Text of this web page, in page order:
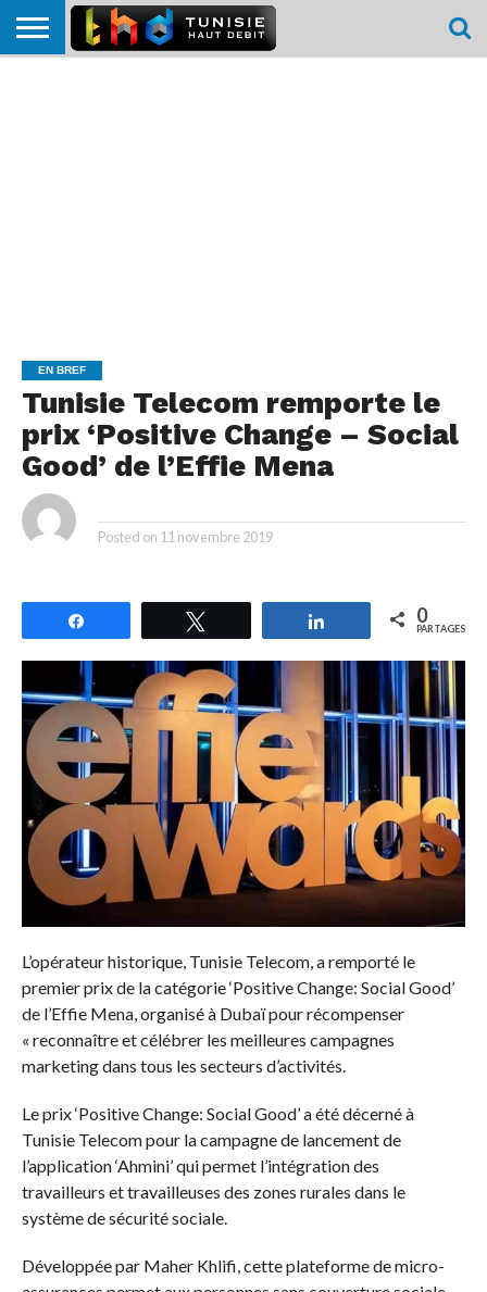
EN BREF
Tunisie Telecom remporte le
prix ‘Positive Change – Social
Good’ de l’Effie Mena
Posted on 11 novembre 2019
Partagez 0
PARTAGES
L’opérateur historique, Tunisie Telecom, a remporté le
premier prix de la catégorie ‘Positive Change: Social Good’
de l’Effie Mena, organisé à Dubaï pour récompenser
« reconnaître et célébrer les meilleures campagnes
marketing dans tous les secteurs d’activités.
Le prix ‘Positive Change: Social Good’ a été décerné à
Tunisie Telecom pour la campagne de lancement de
l’application ‘Ahmini’ qui permet l’intégration des
travailleurs et travailleuses des zones rurales dans le
système de sécurité sociale.
Développée par Maher Khlifi, cette plateforme de micro-